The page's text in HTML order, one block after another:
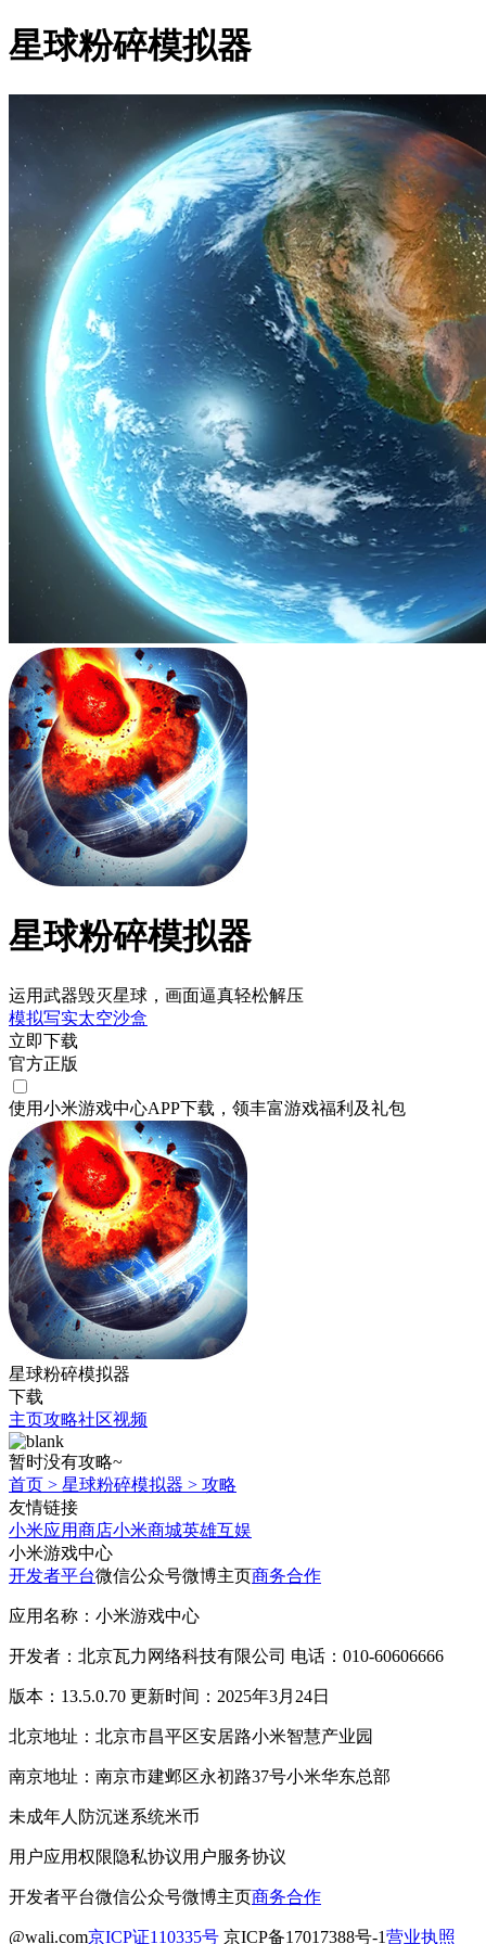
星球粉碎模拟器
星球粉碎模拟器
运用武器毁灭星球，画面逼真轻松解压
模拟写实太空沙盒
立即下载
官方正版
使用小米游戏中心APP下载 ，领丰富游戏福利 及礼包
星球粉碎模拟器
下载
主页攻略社区视频
暂时没有攻略~
首页 > 星球粉碎模拟器 > 攻略
友情链接
小米应用商店小米商城英雄互娱
小米游戏中心
开发者平台微信公众号微博主页商务合作
应用名称：小米游戏中心
开发者：北京瓦力网络科技有限公司 电话：010-60606666
版本：13.5.0.70 更新时间：2025年3月24日
北京地址：北京市昌平区安居路小米智慧产业园
南京地址：南京市建邺区永初路37号小米华东总部
未成年人防沉迷系统米币
用户应用权限隐私协议用户服务协议
开发者平台微信公众号微博主页商务合作
@wali.com京ICP证110335号 京ICP备17017388号-1营业执照